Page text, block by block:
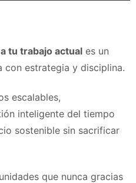
tu trabajo actual es un
con estrategia y disciplina.
escalables,
inteligente del tiempo
sostenible sin sacrificar
que nunca gracias